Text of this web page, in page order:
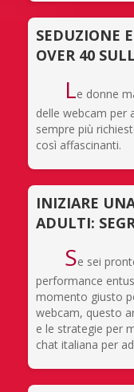
SEDUZIONE
OVER 40
Le donne
delle webcam per
sempre più
così affascinanti.
INIZIARE
ADULTI:
Se sei
performance
momento giusto
webcam, questo
e le strategie per
chat italiana per